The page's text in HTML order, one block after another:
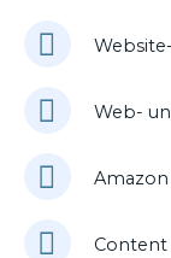
Web-
Content